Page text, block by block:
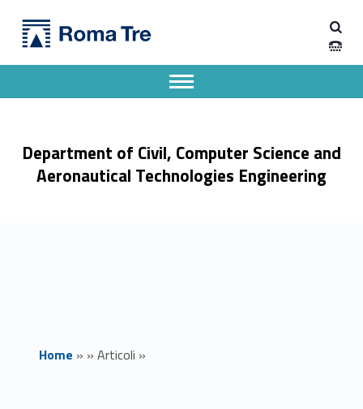
LudicaMente: la Scienza attraverso i giochi da tavolo - Dipartimento di Ingegneria Civile, Informatica e delle Tecnologie Aeronautiche
Department of Civil, Computer Science and
Aeronautical Technologies Engineering
Apri il menu secondario
Header info sidebar
Home » » Articoli »